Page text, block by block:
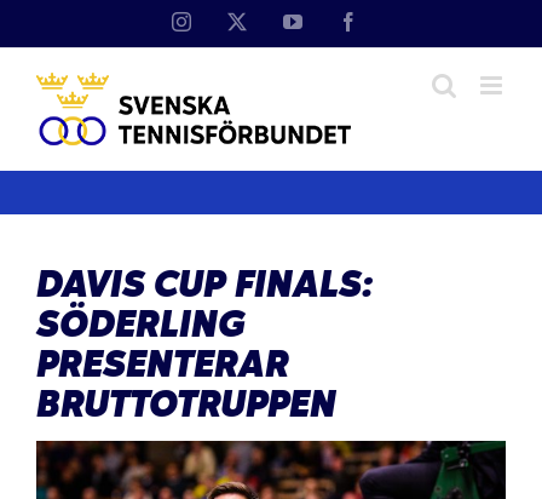
Instagram YouTube
DAVIS CUP FINALS:
SÖDERLING
PRESENTERAR
BRUTTOTRUPPEN